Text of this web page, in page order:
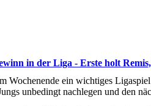
in der Liga - Erste holt
Wochenende ein wichtiges
unbedingt nachlegen und den